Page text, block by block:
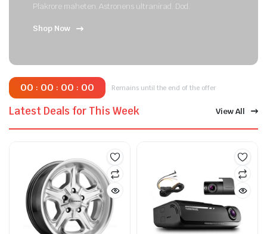
Plakrore maheten. Astronens ultranirad. Dod.
Shop Now
Latest Deals for This Week
00 : 00 : 00 : 00 Remains until the end of the offer
View All